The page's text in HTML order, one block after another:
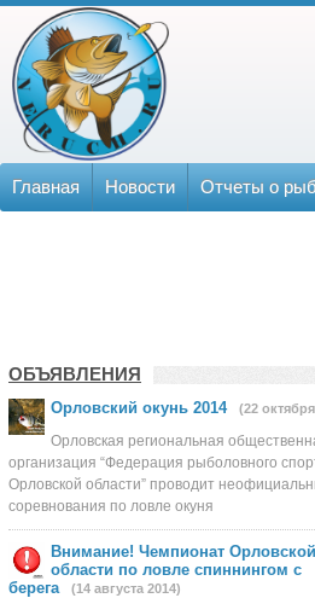
Главная Новости Отчеты о
ОБЪЯВЛЕНИЯ
Орловский окунь 2014 (22
Орловская региональная
организация “Федерация рыболовного
Орловской области” проводит
соревнования по ловле окуня
Внимание! Чемпионат Орловской
области по ловле спиннингом с
берега
(14 августа 2014)